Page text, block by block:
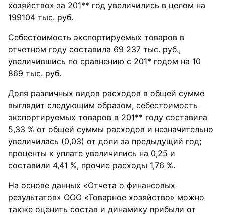
хозяйство» за 201** год увеличились в целом на
199104 тыс. руб.
Себестоимость экспортируемых товаров в
отчетном году составила 69 237 тыс. руб.,
увеличившись по сравнению с 201* годом на 10
869 тыс. руб.
Доля различных видов расходов в общей сумме
выглядит следующим образом, себестоимость
экспортируемых товаров в 201** году составила
5,33 % от общей суммы расходов и незначительно
увеличилась (0,03) от доли за предыдущий год;
проценты к уплате увеличились на 0,25 и
составили 4,41 %, прочие расходы 1,76 %.
На основе данных «Отчета о финансовых
результатов» ООО «Товарное хозяйство» можно
также оценить состав и динамику прибыли от